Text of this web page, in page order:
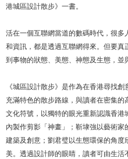
港城區設計散步》一書。
活在一個互聯網當道的數碼時代，很
和資訊，都是透過互聯網得來。但要
到事物的狀態、美態、神態及生態，並
《城區設計散步》是作為在香港尋找
充滿特色的散步路線，與讀者在密集
文化符號，以獨特的眼光重新認識香
內製作剪影「神畫」；靳埭強以藝術
建築及創意；劉君璧以生態環保的角
美。透過設計師的眼睛，讀者可由生